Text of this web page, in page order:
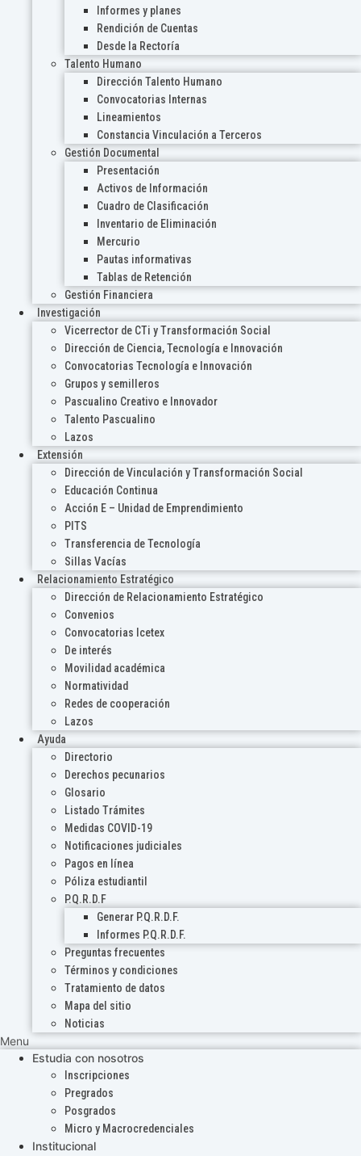
Informes y planes
Rendición de Cuentas
Desde la Rectoría
Talento Humano
Dirección Talento Humano
Convocatorias Internas
Lineamientos
Constancia Vinculación a Terceros
Gestión Documental
Presentación
Activos de Información
Cuadro de Clasificación
Inventario de Eliminación
Mercurio
Pautas informativas
Tablas de Retención
Gestión Financiera
Investigación
Vicerrector de CTi y Transformación Social
Dirección de Ciencia, Tecnología e Innovación
Convocatorias Tecnología e Innovación
Grupos y semilleros
Pascualino Creativo e Innovador
Talento Pascualino
Lazos
Extensión
Dirección de Vinculación y Transformación Social
Educación Continua
Acción E – Unidad de Emprendimiento
PITS
Transferencia de Tecnología
Sillas Vacías
Relacionamiento Estratégico
Dirección de Relacionamiento Estratégico
Convenios
Convocatorias Icetex
De interés
Movilidad académica
Normatividad
Redes de cooperación
Lazos
Ayuda
Directorio
Derechos pecunarios
Glosario
Listado Trámites
Medidas COVID-19
Notificaciones judiciales
Pagos en línea
Póliza estudiantil
P.Q.R.D.F
Generar P.Q.R.D.F.
Informes P.Q.R.D.F.
Preguntas frecuentes
Términos y condiciones
Tratamiento de datos
Mapa del sitio
Noticias
Menu
Estudia con nosotros
Inscripciones
Pregrados
Posgrados
Micro y Macrocredenciales
Institucional